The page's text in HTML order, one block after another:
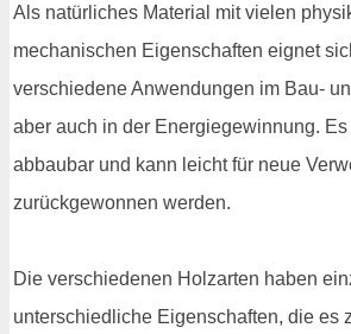
Als natürliches Material mit vielen
mechanischen Eigenschaften eignet
verschiedene Anwendungen im Bau-
aber auch in der Energiegewinnung.
abbaubar und kann leicht für neue
zurückgewonnen werden.
Die verschiedenen Holzarten haben
unterschiedliche Eigenschaften, die es